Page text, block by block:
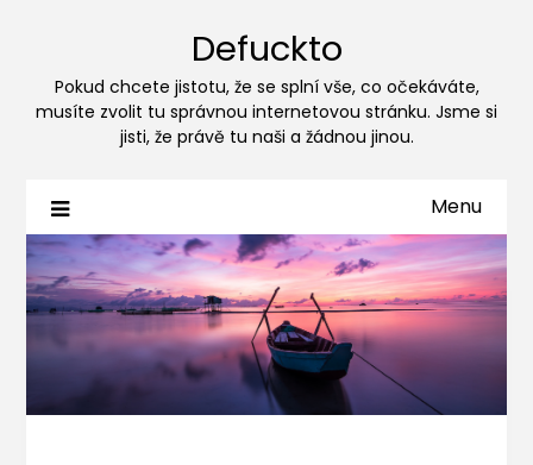
Defuckto
Pokud chcete jistotu, že se splní vše, co očekáváte,
musíte zvolit tu správnou internetovou stránku. Jsme si
jisti, že právě tu naši a žádnou jinou.
Menu